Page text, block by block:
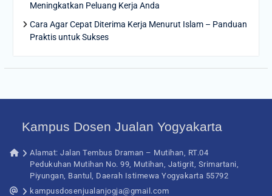
Meningkatkan Peluang Kerja Anda
Cara Agar Cepat Diterima Kerja Menurut Islam – Panduan
Praktis untuk Sukses
Kampus Dosen Jualan Yogyakarta
Alamat: Jalan Tembus Draman – Mutihan, RT.04
Pedukuhan Mutihan No. 99, Mutihan, Jatigrit, Srimartani,
Piyungan, Bantul, Daerah Istimewa Yogyakarta 55792
kampusdosenjualanjogja@gmail.com